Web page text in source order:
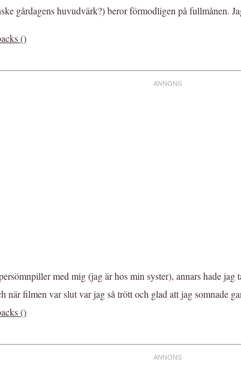
gårdagens huvudvärk?) beror förmodligen på fullmånen.
()
med mig (jag är hos min syster), annars hade
filmen var slut var jag så trött och glad att jag somnade
()